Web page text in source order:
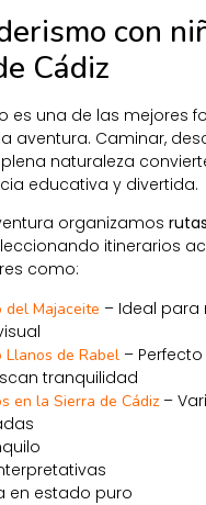
con
Cádiz
es una de las mejores
aventura. Caminar,
naturaleza
educativa y divertida.
organizamos
itinerarios
como:
del Majaceite – Ideal para
Llanos de Rabel –
tranquilidad
en la Sierra de Cádiz –
en estado puro